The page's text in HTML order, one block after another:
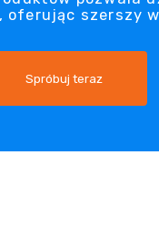
szerszy
Spróbuj teraz